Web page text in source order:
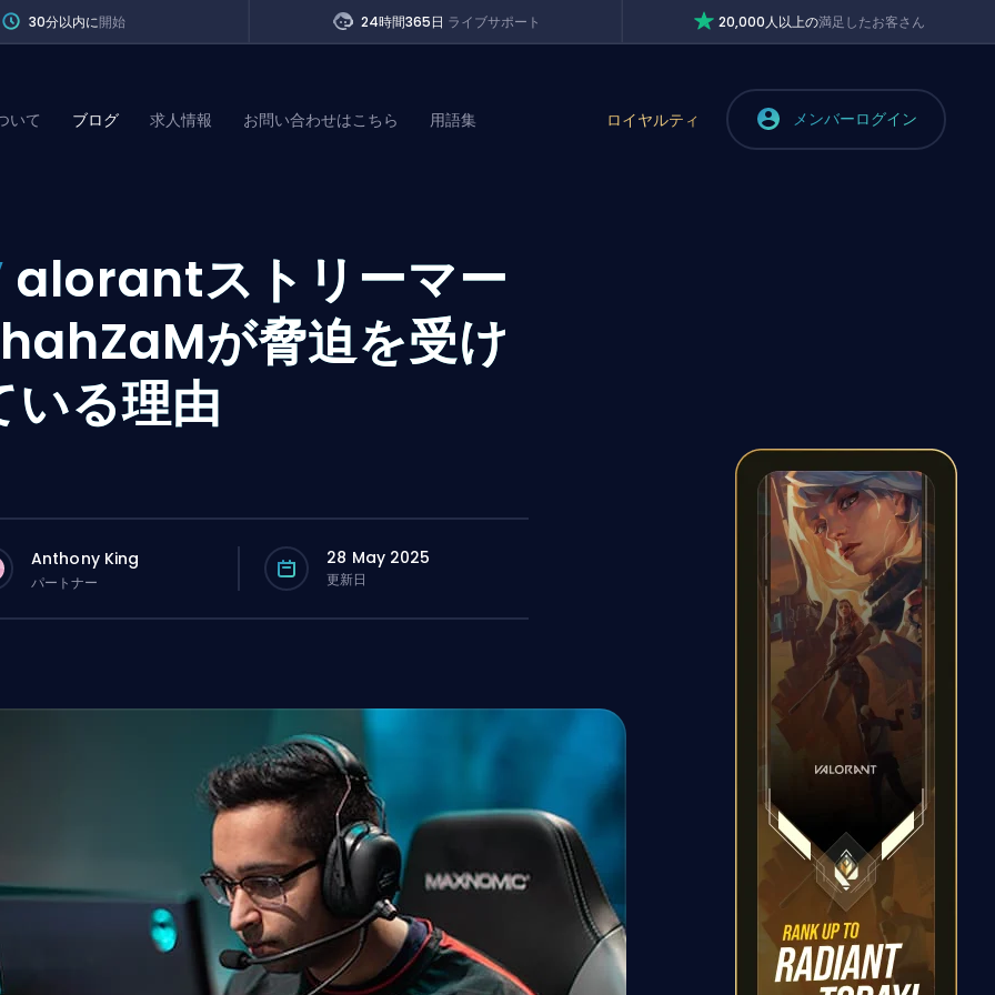
30分以内に開始 24時間365日 ライブサポート 20,000人以上の満足したお客さん
いて ブログ 求人情報 お問い合わせはこちら 用語集 ロイヤルティ メンバーログイン
alorantストリーマー
が脅迫を受け
いる理由
Anthony King
パートナー
28 May 2025
更新日